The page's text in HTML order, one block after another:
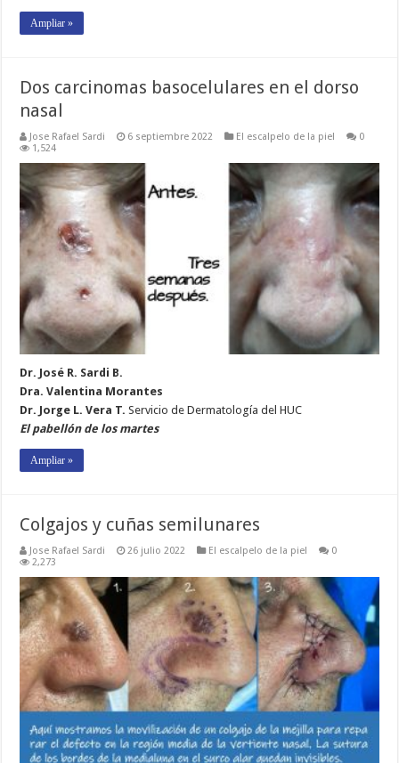
Ampliar »
Dos carcinomas basocelulares en el dorso
nasal
Jose Rafael Sardi 6 septiembre 2022 El escalpelo de la piel
0
1,524
Dr. José R. Sardi B.
Dra. Valentina Morantes
Dr. Jorge L. Vera T.Servicio de Dermatología del HUC
El pabellón de los martes
Ampliar »
Colgajos y cuñas semilunares
Jose Rafael Sardi 26 julio 2022 El escalpelo de la piel
0
2,273